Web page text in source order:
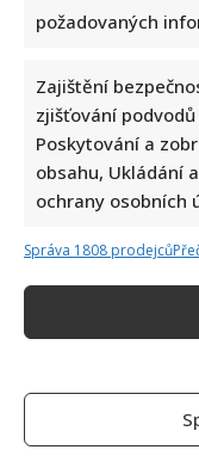
požadovaných
Zajištění
zjišťování
Poskytování a
obsahu, Ukládání
ochrany osobních
Správa 1808 prodejců